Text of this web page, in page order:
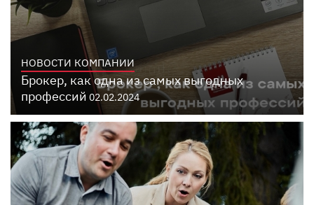
НОВОСТИ КОМПАНИИ
Брокер, как одна из самых выгодных
профессий 02.02.2024